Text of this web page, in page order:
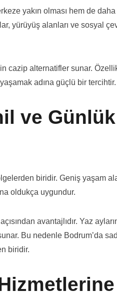
yakın olması hem de
yürüyüş alanları ve sosyal
cazip alternatifler sunar.
adına güçlü bir tercihtir.
ve Günlük
biridir. Geniş yaşam
oldukça uygundur.
avantajlıdır. Yaz
Bu nedenle Bodrum’da
biridir.